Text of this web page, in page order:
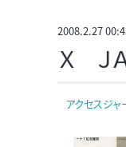
2008.2.27
Ｘ Ｊ
アクセスジ